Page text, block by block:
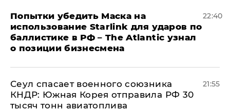
Попытки убедить Маска на
использование Starlink для ударов по
баллистике в РФ – The Atlantic узнал
о позиции бизнесмена
22:40
​Сеул спасает военного союзника
КНДР: Южная Корея отправила РФ 30
тысяч тонн авиатоплива
21:55